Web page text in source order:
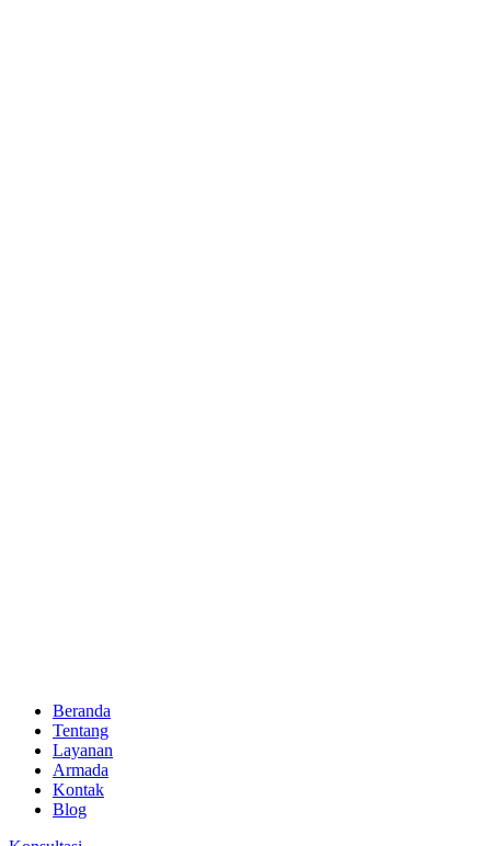
Beranda
Tentang
Layanan
Armada
Kontak
Blog